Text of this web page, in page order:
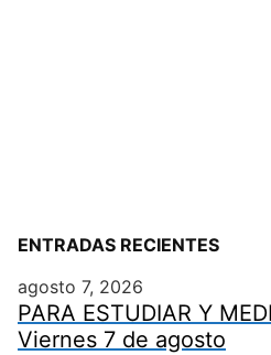
ENTRADAS RECIENTES
agosto 7, 2026
PARA ESTUDIAR Y
Viernes 7 de agosto